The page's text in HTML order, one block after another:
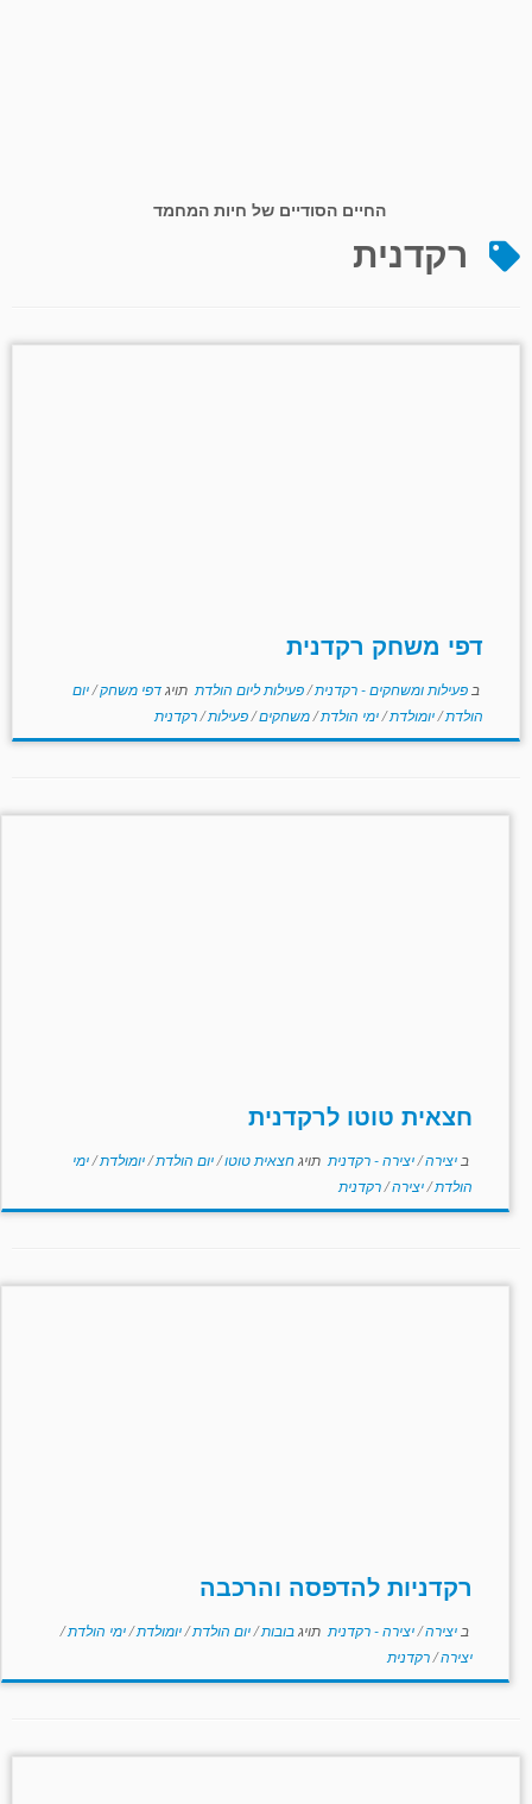
החיים הסודיים של חיות המחמד
רקדנית
דפי משחק רקדנית
ב פעילות ומשחקים - רקדנית/פעילות ליום הולדת תויגדפי משחק/יום
הולדת/יומולדת/ימי הולדת/משחקים/פעילות/רקדנית
חצאית טוטו לרקדנית
ב יצירה/יצירה - רקדנית תויגחצאית טוטו/יום הולדת/יומולדת/ימי
הולדת/יצירה/רקדנית
רקדניות להדפסה והרכבה
ב יצירה/יצירה - רקדנית תויגבובות/יום הולדת/יומולדת/ימי הולדת/
יצירה/רקדנית